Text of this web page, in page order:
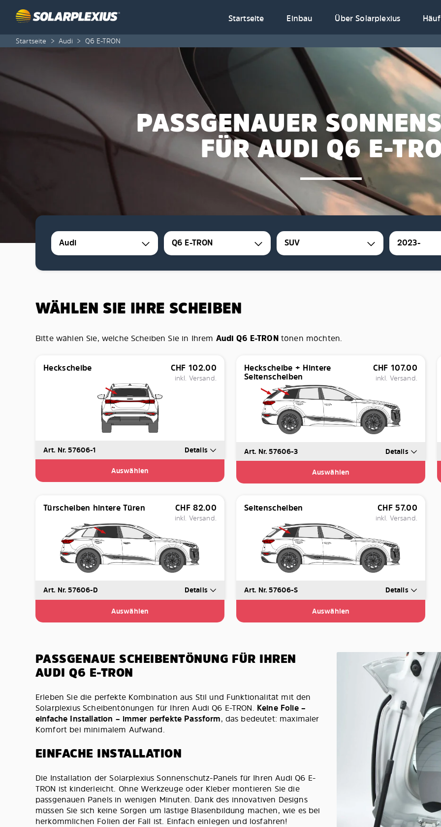
Startseite
Einbau Über Solarplexius
Startseite > Audi > Q6 E-TRON
PASSGENAUER
FÜR AUDI Q6 E-
Audi Q6 E-TRON SUV 2023-
WÄHLEN SIE IHRE SCHEIBEN
Bitte wählen Sie, welche Scheiben Sie in Ihrem Audi Q6 E-TRONtönen möchten.
Heckscheibe CHF 102.00
inkl. Versand.
Art. Nr. 57606-1 Details
Auswählen
Heckscheibe + Hintere
Seitenscheiben
CHF 107.00
inkl. Versand.
Art. Nr. 57606-3 Details
Auswählen
Türscheiben hintere Türen CHF 82.00
inkl. Versand.
Art. Nr. 57606-D Details
Auswählen
Seitenscheiben CHF 57.00
inkl. Versand.
Art. Nr. 57606-S Details
Auswählen
PASSGENAUE SCHEIBENTÖNUNG FÜR IHREN
AUDI Q6 E-TRON
Erleben Sie die perfekte Kombination aus Stil und Funktionalität mit den
Solarplexius Scheibentönungen für Ihren Audi Q6 E-TRON. Keine Folie –
einfache Installation – immer perfekte Passform, das bedeutet: maximaler
Komfort bei minimalem Aufwand.
EINFACHE INSTALLATION
Die Installation der Solarplexius Sonnenschutz-Panels für Ihren Audi Q6 E-
TRON ist kinderleicht. Ohne Werkzeuge oder Kleber montieren Sie die
passgenauen Panels in wenigen Minuten. Dank des innovativen Designs
müssen Sie sich keine Sorgen um lästige Blasenbildung machen, wie es bei
herkömmlichen Folien der Fall ist. Einfach einlegen und losfahren!